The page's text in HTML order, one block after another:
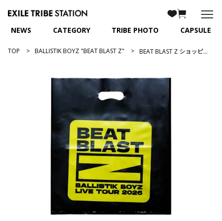
NEWS CATEGORY TRIBE PHOTO CAPSULE
TOP BALLISTIK BOYZ "BEAT BLAST Z" BEAT BLAST Z ショッピングバッグ